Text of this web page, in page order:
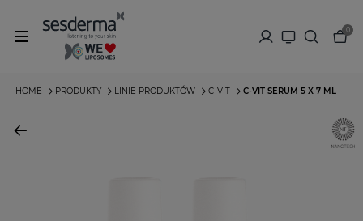
0
HOME PRODUKTY LINIE PRODUKTÓW C-VIT C-VIT SERUM 5 X 7 ML